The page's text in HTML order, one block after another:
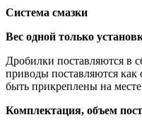
Система смазки
Вес одной только
Дробилки поставляются в
приводы поставляются
быть прикреплены на
Комплектация, объем